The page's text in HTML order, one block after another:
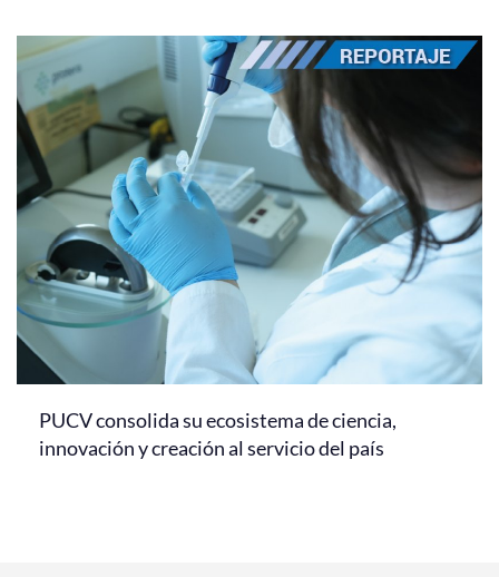
PUCV consolida su ecosistema de ciencia,
innovación y creación al servicio del país